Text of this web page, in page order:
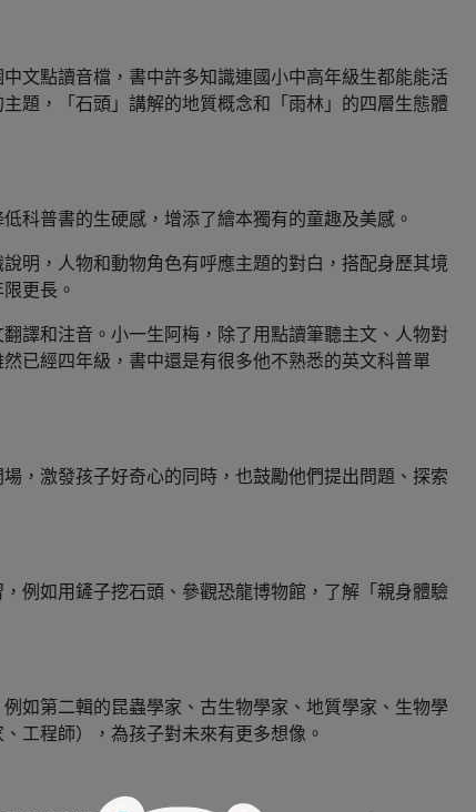
文點讀音檔，書中許多知識連國小中高年級生都能能活
題，「石頭」講解的地質概念和「雨林」的四層生態體
科普書的生硬感，增添了繪本獨有的童趣及美感。
明，人物和動物角色有呼應主題的對白，搭配身歷其境
更長。
譯和注音。小一生阿梅，除了用點讀筆聽主文、人物對
已經四年級，書中還是有很多他不熟悉的英文科普單
，激發孩子好奇心的同時，也鼓勵他們提出問題、探索
例如用鏟子挖石頭、參觀恐龍博物館，了解「親身體驗
如第二輯的昆蟲學家、古生物學家、地質學家、生物學
工程師），為孩子對未來有更多想像。